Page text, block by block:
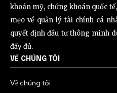
khoán mỹ, chứng khoán quốc
mẹo về quản lý tài chính cá
quyết định đầu tư thông minh
đầy đủ.
VỀ CHÚNG TÔI
Về chúng tôi